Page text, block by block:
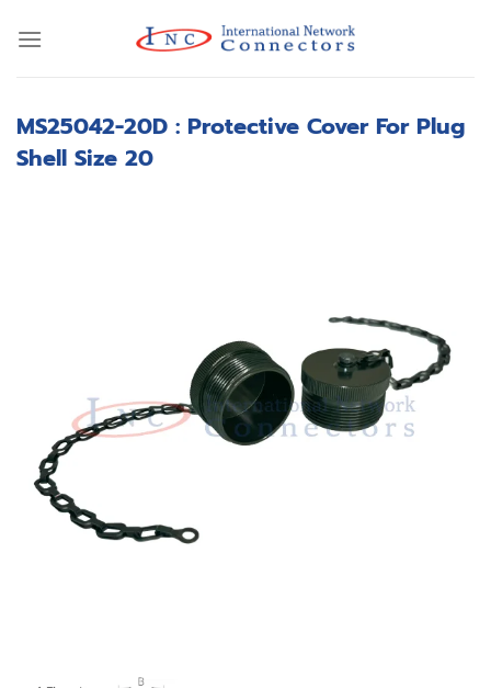
MS25042-20D : Protective Cover For Plug
Shell Size 20